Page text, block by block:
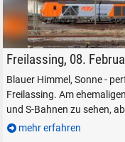
Eisenbahn Freilassing,
Freilassing, 08.
Blauer Himmel, Sonne -
Freilassing. Am
und S-Bahnen zu sehen,
mehr erfahren